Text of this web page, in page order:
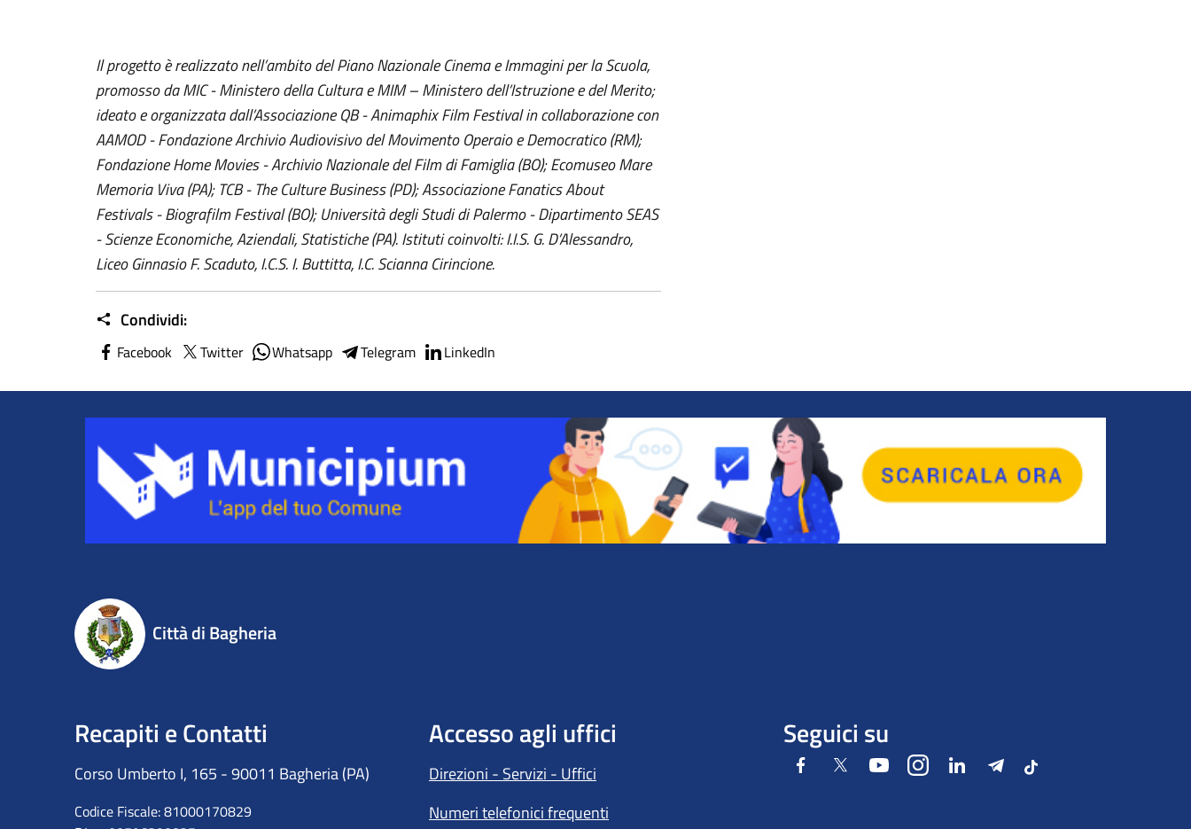
Il progetto è realizzato nell’ambito del Piano Nazionale Cinema e Immagini per la Scuola,
promosso da MIC - Ministero della Cultura e MIM – Ministero dell’Istruzione e del Merito;
ideato e organizzata dall’Associazione QB - Animaphix Film Festival in collaborazione con
AAMOD - Fondazione Archivio Audiovisivo del Movimento Operaio e Democratico (RM);
Fondazione Home Movies - Archivio Nazionale del Film di Famiglia (BO); Ecomuseo Mare
Memoria Viva (PA); TCB - The Culture Business (PD); Associazione Fanatics About
Festivals - Biografilm Festival (BO); Università degli Studi di Palermo - Dipartimento SEAS
- Scienze Economiche, Aziendali, Statistiche (PA). Istituti coinvolti: I.I.S. G. D’Alessandro,
Liceo Ginnasio F. Scaduto, I.C.S. I. Buttitta, I.C. Scianna Cirincione.
Condividi:
Facebook Twitter Whatsapp Telegram LinkedIn
Città di Bagheria
Recapiti e Contatti
Corso Umberto I, 165 - 90011 Bagheria (PA)
Codice Fiscale: 81000170829
Accesso agli uffici
Direzioni - Servizi - Uffici
Numeri telefonici frequenti
Seguici su
FacebookTwitter YoutubeInstagramLinkedIn Telegram
Tiktok